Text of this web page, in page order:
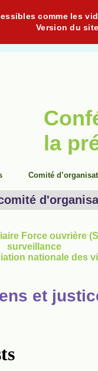
comme les
Version du
la
Comité
Force ouvrière
surveillance
nationale des
et